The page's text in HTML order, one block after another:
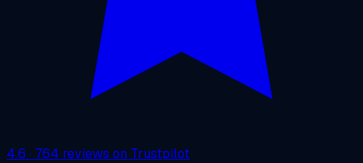
4.6 · 764 reviews on Trustpilot